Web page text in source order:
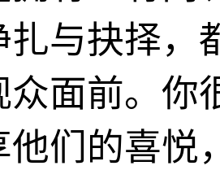
扎与抉择，
众面前。你
他们的喜悦